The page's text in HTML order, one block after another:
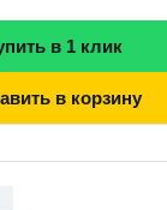
в 1 клик
в корзину